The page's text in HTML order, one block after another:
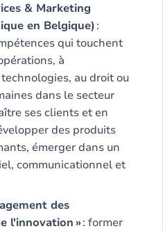
& Marketing
en Belgique):
qui touchent
à
au droit ou
dans le secteur
ses clients et en
des produits
émerger dans un
communicationnel et
des
l'innovation »: former